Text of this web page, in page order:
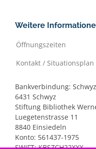
Weitere
Öffnungszeiten
Kontakt / Situationsplan
Bankverbindung:
6431 Schwyz
Stiftung Bibliothek
Luegetenstrasse 11
8840 Einsiedeln
Konto: 561437-1975